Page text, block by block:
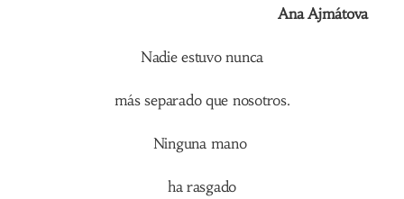
Ana Ajmátova
Nadie estuvo nunca
más separado que nosotros.
Ninguna mano
ha rasgado